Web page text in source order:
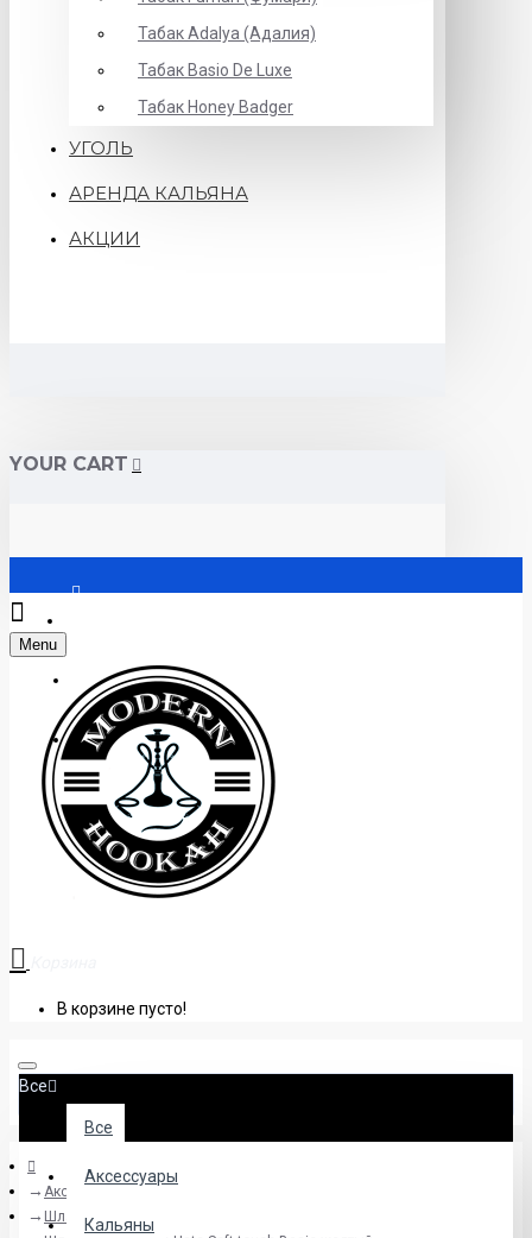
Табак Adalya (Адалия)
Табак Basio De Luxe
Табак Honey Badger
УГОЛЬ
АРЕНДА КАЛЬЯНА
АКЦИИ
YOUR CART
Регистрация
+38 (095) 945 04 33
Menu
В корзине пусто!
Все
Все
Аксессуары
Кальяны
Аксессуары
Шланги